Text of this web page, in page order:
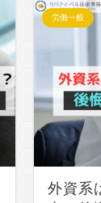
労働一般
外資系